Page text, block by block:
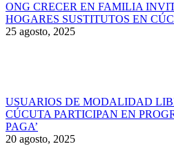
ONG CRECER EN FAMILIA
HOGARES SUSTITUTOS EN
25 agosto, 2025
USUARIOS DE MODALIDAD
CÚCUTA PARTICIPAN EN
PAGA’
20 agosto, 2025